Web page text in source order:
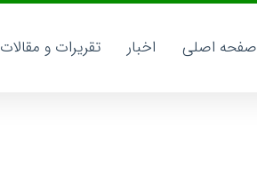
صفحه اصلی اخبار تقریرات و مقالات